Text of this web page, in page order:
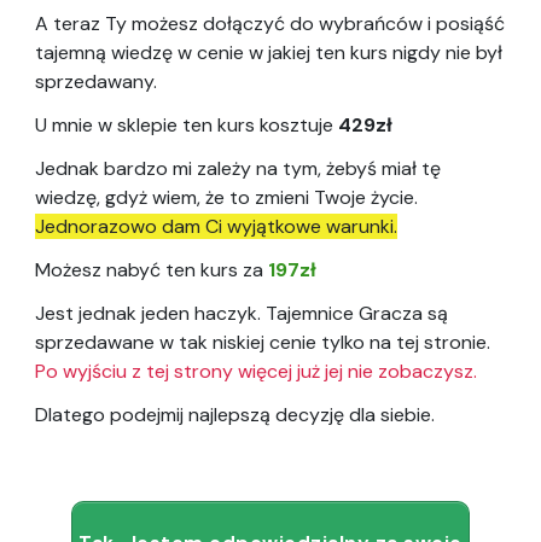
A teraz Ty możesz dołączyć do wybrańców i posiąść
tajemną wiedzę w cenie w jakiej ten kurs nigdy nie był
sprzedawany.
U mnie w sklepie ten kurs kosztuje 429zł
Jednak bardzo mi zależy na tym, żebyś miał tę
wiedzę, gdyż wiem, że to zmieni Twoje życie.
Jednorazowo dam Ci wyjątkowe warunki.
Możesz nabyć ten kurs za 197zł
Jest jednak jeden haczyk. Tajemnice Gracza są
sprzedawane w tak niskiej cenie tylko na tej stronie.
Po wyjściu z tej strony więcej już jej nie zobaczysz.
Dlatego podejmij najlepszą decyzję dla siebie.